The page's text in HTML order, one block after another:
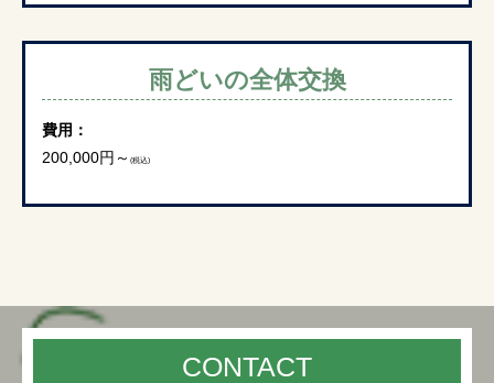
雨どいの全体交換
費用：
200,000円～ (税込)
CONTACT